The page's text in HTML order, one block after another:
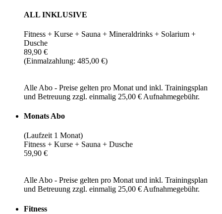
ALL INKLUSIVE
Fitness + Kurse + Sauna + Mineraldrinks + Solarium +
Dusche
89,90 €
(Einmalzahlung: 485,00 €)
Alle Abo - Preise gelten pro Monat und inkl. Trainingsplan
und Betreuung zzgl. einmalig 25,00 € Aufnahmegebühr.
Monats Abo
(Laufzeit 1 Monat)
Fitness + Kurse + Sauna + Dusche
59,90 €
Alle Abo - Preise gelten pro Monat und inkl. Trainingsplan
und Betreuung zzgl. einmalig 25,00 € Aufnahmegebühr.
Fitness